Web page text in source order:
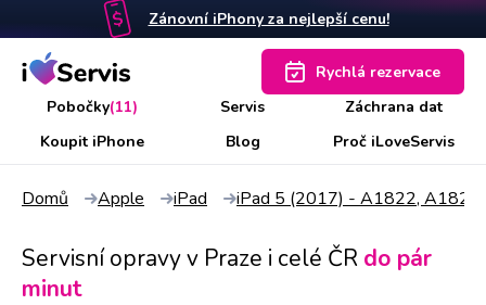
Zánovní iPhony za nejlepší cenu!
Pobočky(11) Servis
Záchrana dat
Koupit iPhone
Blog Proč iLoveServis
Rychlá rezervace
Domů Apple iPad iPad 5 (2017) - A1822, A1823
Servisní opravy v Praze i celé ČR do pár
minut